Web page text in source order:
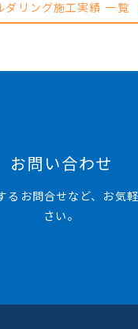
ダリング施工実績 一覧
お問い合わせ
るお問合せなど、お気
さい。